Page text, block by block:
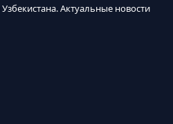
Актуальные новости